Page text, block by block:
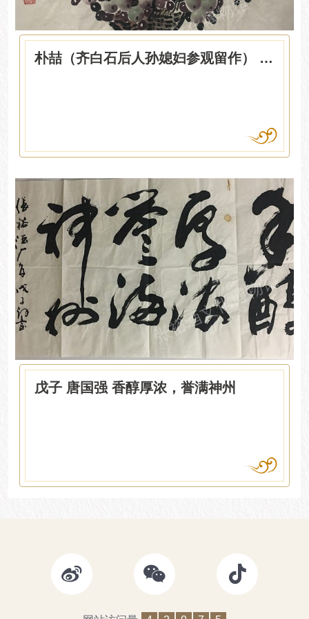
朴喆（齐白石后人孙媳妇参观留作） 花篮葡萄
戊子 唐国强 香醇厚浓，誉满神州